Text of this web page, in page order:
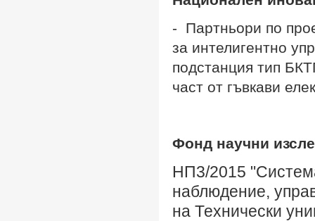
- Партньори пo
за интелигентно
подстанция тип
част от гъвкави
Фонд научни
НП3/2015
наблюдение,
на Технически